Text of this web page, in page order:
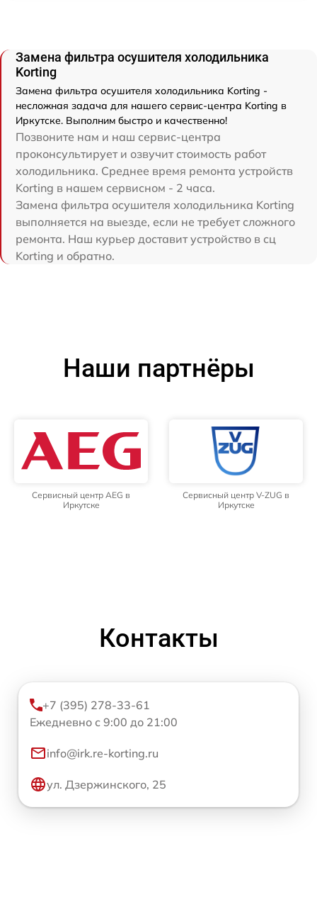
Замена фильтра осушителя холодильника
Korting
Замена фильтра осушителя холодильника Korting -
несложная задача для нашего сервис-центра Korting в
Иркутске. Выполним быстро и качественно!
Позвоните нам и наш сервис-центра
проконсультирует и озвучит стоимость работ
холодильника. Среднее время ремонта устройств
Korting в нашем сервисном - 2 часа.
Замена фильтра осушителя холодильника Korting
выполняется на выезде, если не требует сложного
ремонта. Наш курьер доставит устройство в сц
Korting и обратно.
Наши партнёры
Сервисный центр AEG в
Иркутске
Сервисный центр V-ZUG в
Иркутске
Контакты
+7 (395) 278-33-61
Ежедневно с 9:00 до 21:00
info@irk.re-korting.ru
ул. Дзержинского, 25